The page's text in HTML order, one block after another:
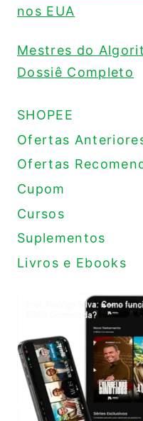
nos EUA
Mestres do
Dossiê Completo
SHOPEE
Ofertas
Ofertas
Cupom
Cursos
Suplementos
Livros e Ebooks